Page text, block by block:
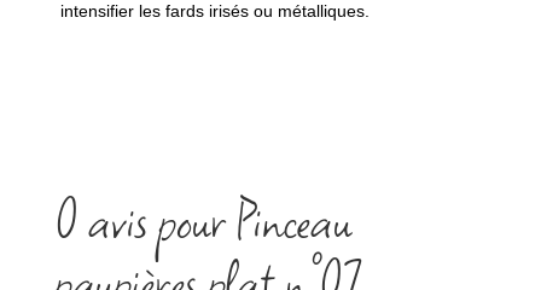
intensifier les fards irisés ou métalliques.
0 avis pour Pinceau